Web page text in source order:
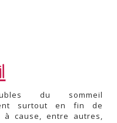
du sommeil
surtout en fin de
à cause, entre autres,